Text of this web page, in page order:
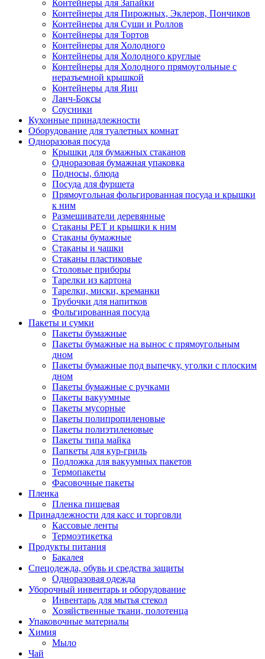
Контейнеры для Запайки
Контейнеры для Пирожных, Эклеров, Пончиков
Контейнеры для Суши и Роллов
Контейнеры для Тортов
Контейнеры для Холодного
Контейнеры для Холодного круглые
Контейнеры для Холодного прямоугольные с
неразъемной крышкой
Контейнеры для Яиц
Ланч-Боксы
Соусники
Кухонные принадлежности
Оборудование для туалетных комнат
Одноразовая посуда
Крышки для бумажных стаканов
Одноразовая бумажная упаковка
Подносы, блюда
Посуда для фуршета
Прямоугольная фольгированная посуда и крышки
к ним
Размешиватели деревянные
Стаканы PET и крышки к ним
Стаканы бумажные
Стаканы и чашки
Стаканы пластиковые
Столовые приборы
Тарелки из картона
Тарелки, миски, креманки
Трубочки для напитков
Фольгированная посуда
Пакеты и сумки
Пакеты бумажные
Пакеты бумажные на вынос с прямоугольным
дном
Пакеты бумажные под выпечку, уголки с плоским
дном
Пакеты бумажные с ручками
Пакеты вакуумные
Пакеты мусорные
Пакеты полипропиленовые
Пакеты полиэтиленовые
Пакеты типа майка
Папкеты для кур-гриль
Подложка для вакуумных пакетов
Термопакеты
Фасовочные пакеты
Пленка
Пленка пищевая
Принадлежности для касс и торговли
Кассовые ленты
Термоэтикетка
Продукты питания
Бакалея
Спецодежда, обувь и средства защиты
Одноразовая одежда
Уборочный инвентарь и оборудование
Инвентарь для мытья стекол
Хозяйственные ткани, полотенца
Упаковочные материалы
Химия
Мыло
Чай